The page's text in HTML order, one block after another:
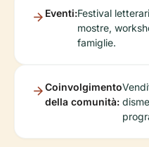
Eventi:Festival
mostre,
famiglie.
Coinvolgimento
della comunità: